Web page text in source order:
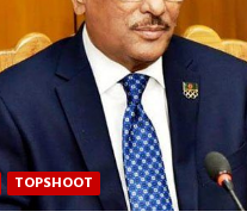
TOPSHOOT